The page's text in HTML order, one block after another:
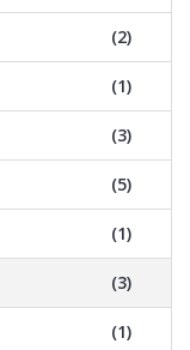
(2)
(1)
(3)
(5)
(1)
(3)
(1)